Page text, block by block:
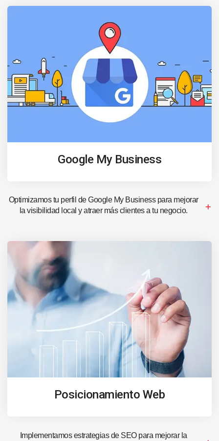
Google My Business
Optimizamos tu perfil de Google My Business para mejorar
la visibilidad local y atraer más clientes a tu negocio.
Posicionamiento Web
Implementamos estrategias de SEO para mejorar la